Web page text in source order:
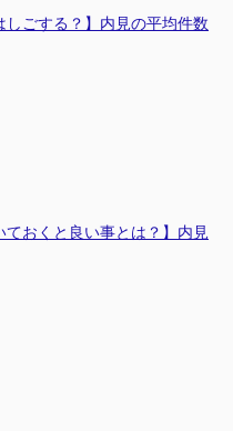
しごする？】内見の平均件数
ておくと良い事とは？】内見